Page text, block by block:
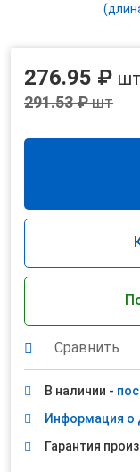
276.95 ₽ шт
291.53 ₽шт
Сравнить
В наличии -
Информация о
Гарантия